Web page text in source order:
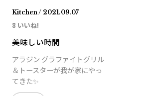
Kitchen / 2021.09.07
8 いいね!
美味しい時間
アラジン グラファイトグリル
＆トースターが我が家にやっ
てきた✨